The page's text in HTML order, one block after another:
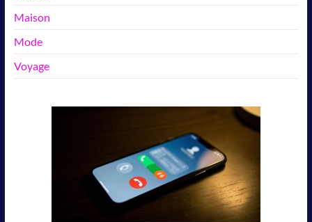
Maison
Mode
Voyage